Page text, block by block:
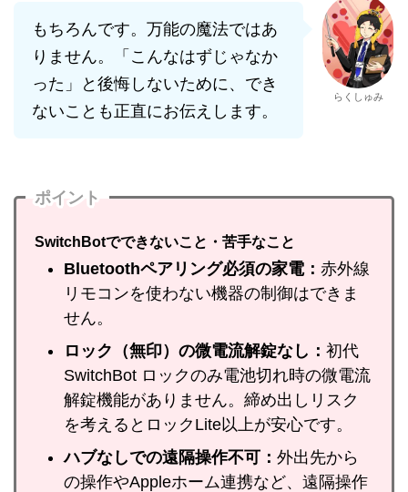
もちろんです。万能の魔法ではあ
りません。「こんなはずじゃなか
った」と後悔しないために、でき
ないことも正直にお伝えします。
らくしゅみ
ポイント
SwitchBotでできないこと・苦手なこと
Bluetoothペアリング必須の家電： 赤外線
リモコンを使わない機器の制御はできま
せん。
ロック（無印）の微電流解錠なし： 初代
SwitchBot ロックのみ電池切れ時の微電流
解錠機能がありません。締め出しリスク
を考えるとロックLite以上が安心です。
ハブなしでの遠隔操作不可： 外出先から
の操作やAppleホーム連携など、遠隔操作